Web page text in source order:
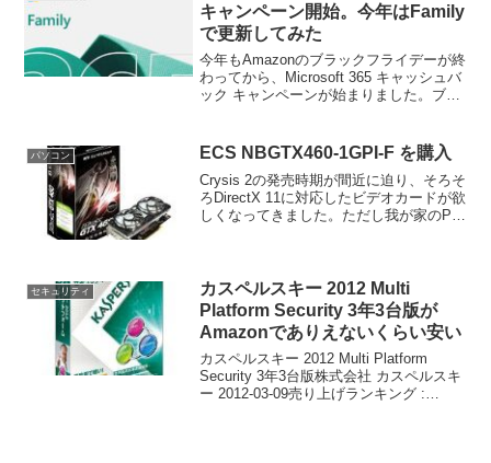
キャンペーン開始。今年はFamily
で更新してみた
今年もAmazonのブラックフライデーが終
わってから、Microsoft 365 キャッシュバ
ック キャンペーンが始まりました。ブラ
くなっていますし、...
パソコン ECS NBGTX460-1GPI-F を購入
Crysis 2の発売時期が間近に迫り、そろそ
ろDirectX 11に対応したビデオカードが欲
しくなってきました。ただし我が家のPC
セキュリティ
カスペルスキー 2012 Multi
Platform Security 3年3台版が
Amazonでありえないくらい安い
カスペルスキー 2012 Multi Platform
Security 3年3台版株式会社 カスペルスキ
ー 2012-03-09売り上げランキング :